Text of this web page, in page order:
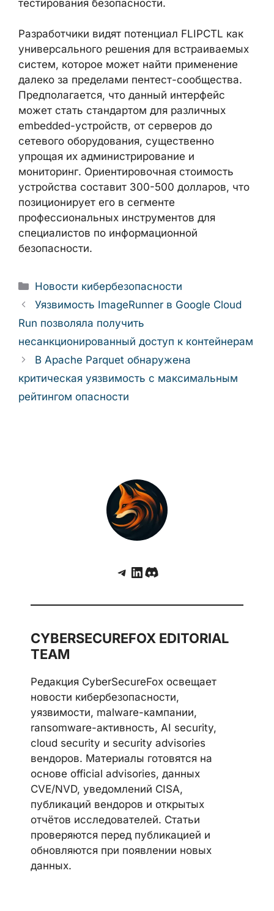
тестирования безопасности.
Разработчики видят потенциал FLIPCTL как
универсального решения для встраиваемых
систем, которое может найти применение
далеко за пределами пентест-сообщества.
Предполагается, что данный интерфейс
может стать стандартом для различных
embedded-устройств, от серверов до
сетевого оборудования, существенно
упрощая их администрирование и
мониторинг. Ориентировочная стоимость
устройства составит 300-500 долларов, что
позиционирует его в сегменте
профессиональных инструментов для
специалистов по информационной
безопасности.
Рубрики
Новости кибербезопасности
Уязвимость ImageRunner в Google Cloud
Run позволяла получить
несанкционированный доступ к контейнерам
В Apache Parquet обнаружена
критическая уязвимость с максимальным
рейтингом опасности
Telegram
LinkedIn
Discord
CYBERSECUREFOX EDITORIAL
TEAM
Редакция CyberSecureFox освещает
новости кибербезопасности,
уязвимости, malware-кампании,
ransomware-активность, AI security,
cloud security и security advisories
вендоров. Материалы готовятся на
основе official advisories, данных
CVE/NVD, уведомлений CISA,
публикаций вендоров и открытых
отчётов исследователей. Статьи
проверяются перед публикацией и
обновляются при появлении новых
данных.